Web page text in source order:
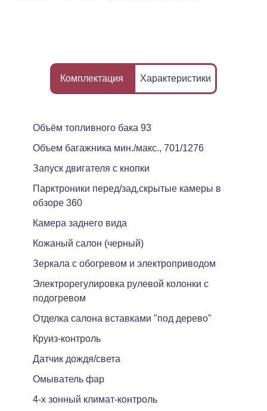
Комплектация Характеристики
Объём топливного бака 93
Объем багажника мин./макс., 701/1276
Запуск двигателя с кнопки
Парктроники перед/зад,скрытые камеры в
обзоре 360
Камера заднего вида
Кожаный салон (черный)
Зеркала с обогревом и электроприводом
Электрорегулировка рулевой колонки с
подогревом
Отделка салона вставками "под дерево"
Круиз-контроль
Датчик дождя/света
Омыватель фар
4-х зонный климат-контроль